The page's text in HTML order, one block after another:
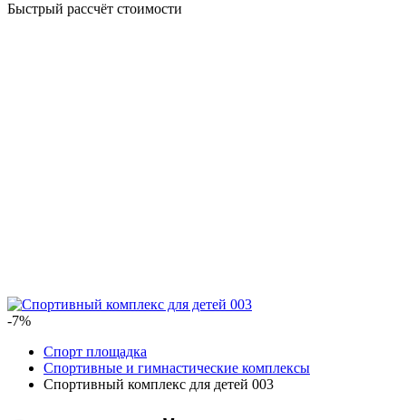
Быстрый рассчёт стоимости
-7%
Спорт площадка
Спортивные и гимнастические комплексы
Спортивный комплекс для детей 003